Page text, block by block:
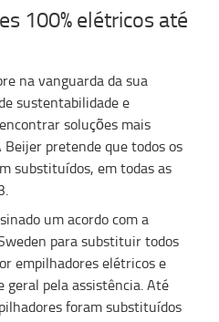
100% elétricos até
na vanguarda da sua
sustentabilidade e
soluções mais
pretende que todos os
substituídos, em todas as
um acordo com a
para substituir todos
empilhadores elétricos e
geral pela assistência. Até
foram substituídos